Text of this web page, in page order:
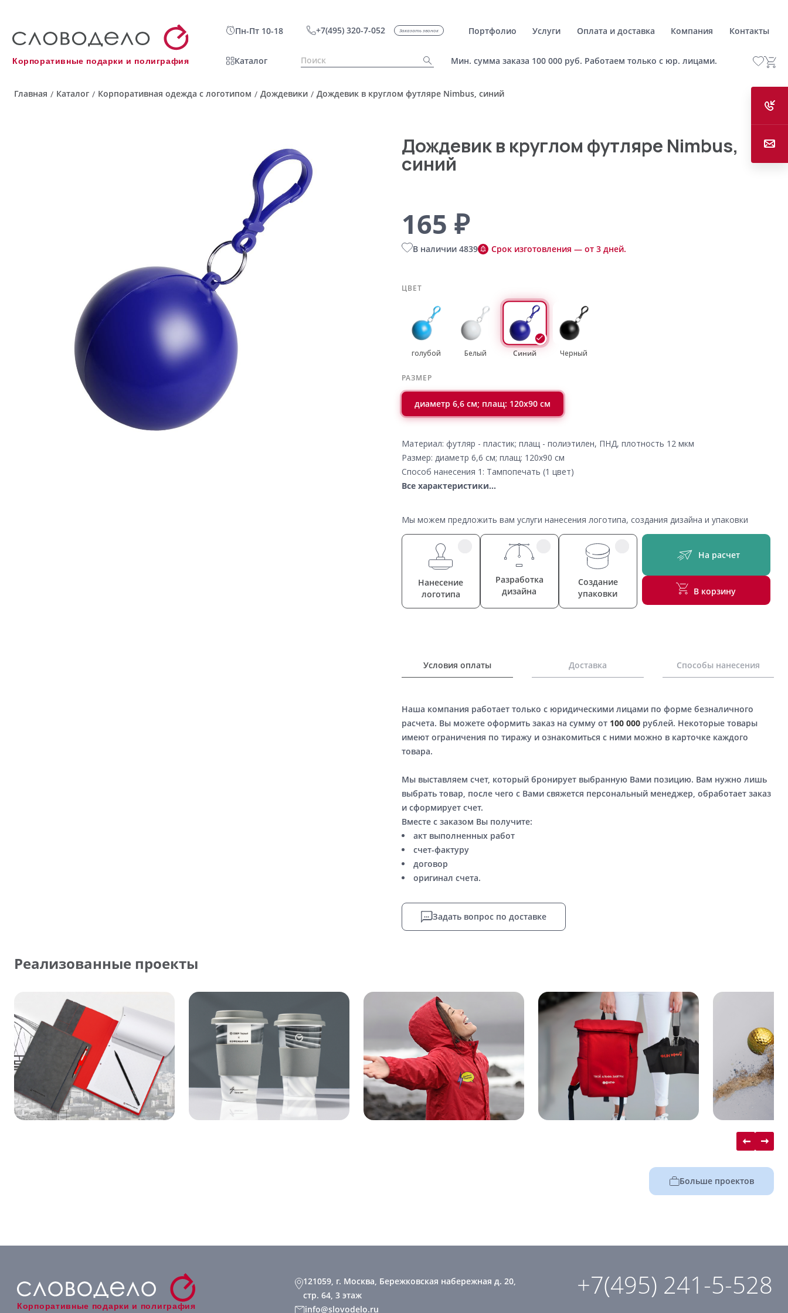
Корпоративные подарки и полиграфия
Пн-Пт 10-18 +7(495) 320-7-052 Заказать звонок Портфолио Услуги Оплата и доставка Компания Контакты
Каталог Мин. сумма заказа 100 000 руб. Работаем только с юр. лицами.
Главная / Каталог / Корпоративная одежда с логотипом / Дождевики / Дождевик в круглом футляре Nimbus, синий
Дождевик в круглом футляре Nimbus,
синий
165 ₽
В наличии 4839 Срок изготовления — от 3 дней.
ЦВЕТ
голубой Белый Синий Черный
РАЗМЕР
диаметр 6,6 см; плащ: 120х90 см
Материал: футляр - пластик; плащ - полиэтилен, ПНД, плотность 12 мкм
Размер: диаметр 6,6 см; плащ: 120х90 см
Способ нанесения 1: Тампопечать (1 цвет)
Все характеристики...
Мы можем предложить вам услуги нанесения логотипа, создания дизайна и упаковки
Нанесение
логотипа
Разработка
дизайна
Создание
упаковки
На расчет
В корзину
Условия оплаты Доставка Способы нанесения
Наша компания работает только с юридическими лицами по форме безналичного
расчета. Вы можете оформить заказ на сумму от 100 000рублей. Некоторые товары
имеют ограничения по тиражу и ознакомиться с ними можно в карточке каждого
товара.
Мы выставляем счет, который бронирует выбранную Вами позицию. Вам нужно лишь
выбрать товар, после чего с Вами свяжется персональный менеджер, обработает заказ
и сформирует счет.
Вместе с заказом Вы получите:
акт выполненных работ
счет-фактуру
договор
оригинал счета.
Задать вопрос по доставке
Реализованные проекты
Больше проектов
Корпоративные подарки и полиграфия
121059, г. Москва, Бережковская набережная д. 20,
стр. 64, 3 этаж
info@slovodelo.ru
+7(495) 241-5-528